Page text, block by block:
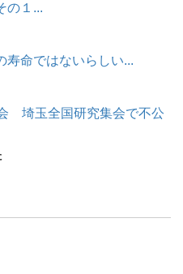
の１...
寿命ではないらしい...
埼玉全国研究集会で不公